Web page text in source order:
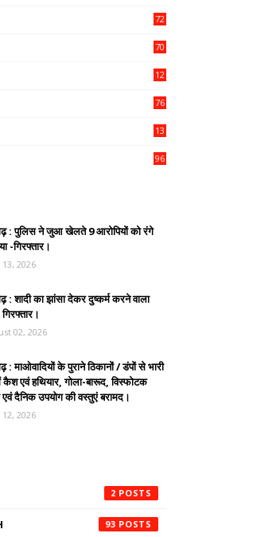
72
70
12
76
13
96
: पुलिस ने जुआ खेलते 9 आरोपियों को रंगे
-गिरफ्तार।
13, 2026
: शादी का झांसा देकर दुष्कर्म करने वाला
02, 2026
: माओवादियों के पुराने ठिकानों / डंपों से भारी
कैश एवं हथियार, गोला-बारूद, विस्फोटक
एवं दैनिक उपयोग की वस्तुएं बरामद।
12, 2026
2
93